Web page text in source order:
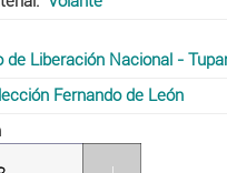
de Liberación Nacional -
Fernando de León